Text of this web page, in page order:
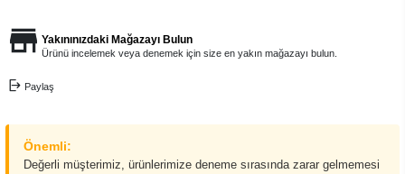
Yakınınızdaki Mağazayı Bulun
Ürünü incelemek veya denemek için size en yakın mağazayı bulun.
Paylaş
Önemli:
Değerli müşterimiz, ürünlerimize deneme sırasında zarar gelmemesi